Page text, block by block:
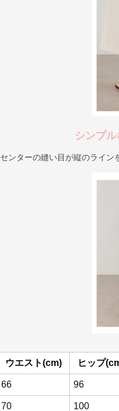
シンプ
センターの縫い目が縦のライン
ウエスト(cm) ヒップ
66 96
70 100